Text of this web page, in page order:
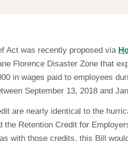
Act was recently proposed via
Florence Disaster Zone that
in wages paid to employees
September 13, 2018 and
are nearly identical to the
the Retention Credit for
with those credits, this Bill